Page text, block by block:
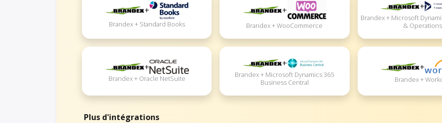
+
Brandex + Standard Books
+
Brandex + WooCommerce
+
Brandex + Microsoft
& Operations
+
Brandex + Oracle NetSuite
+
Brandex + Microsoft Dynamics 365
Business Central
+
Brandex +
Plus d'intégrations